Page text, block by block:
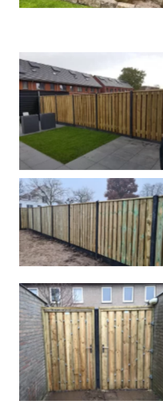
Betonpalen schutting
Hout beton schuttingen
Tuindeur grenen